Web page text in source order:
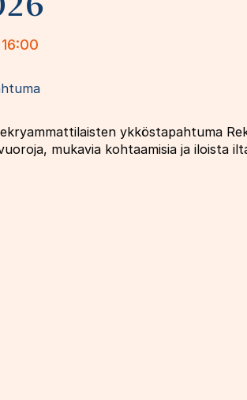
16:00
ykköstapahtuma
mukavia kohtaamisia ja iloista